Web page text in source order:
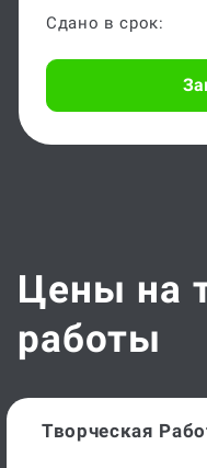
Сдано в срок:
Цены на
работы
Творческая